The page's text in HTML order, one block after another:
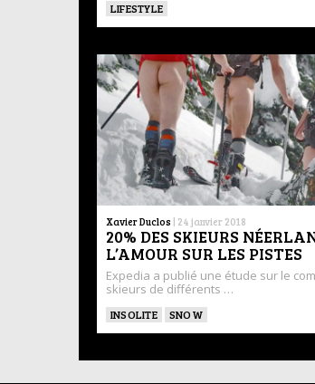
LIFESTYLE
Xavier Duclos | 24 janvier 2018
20% DES SKIEURS
L’AMOUR SUR LES PISTES
Expedia a publié une étude sur le
skieurs de différents …
INSOLITE SNOW